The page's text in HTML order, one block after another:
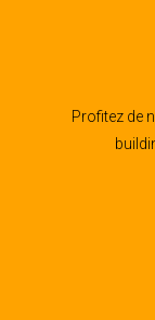
Profitez de